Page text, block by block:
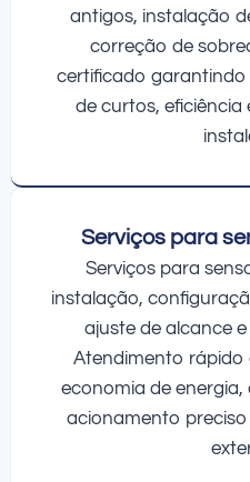
antigos, instalação
correção de
certificado garantindo
de curtos,
Serviços para
Serviços para
instalação,
ajuste de alcance
Atendimento
economia de
acionamento